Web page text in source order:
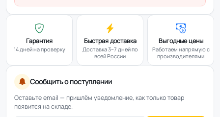
Гарантия
14 дней на проверку
Быстрая доставка
Доставка 3–7 дней по
всей России
Выгодные цены
Работаем напрямую с
производителями
Сообщить о поступлении
Оставьте email — пришлём уведомление, как только товар
появится на складе.